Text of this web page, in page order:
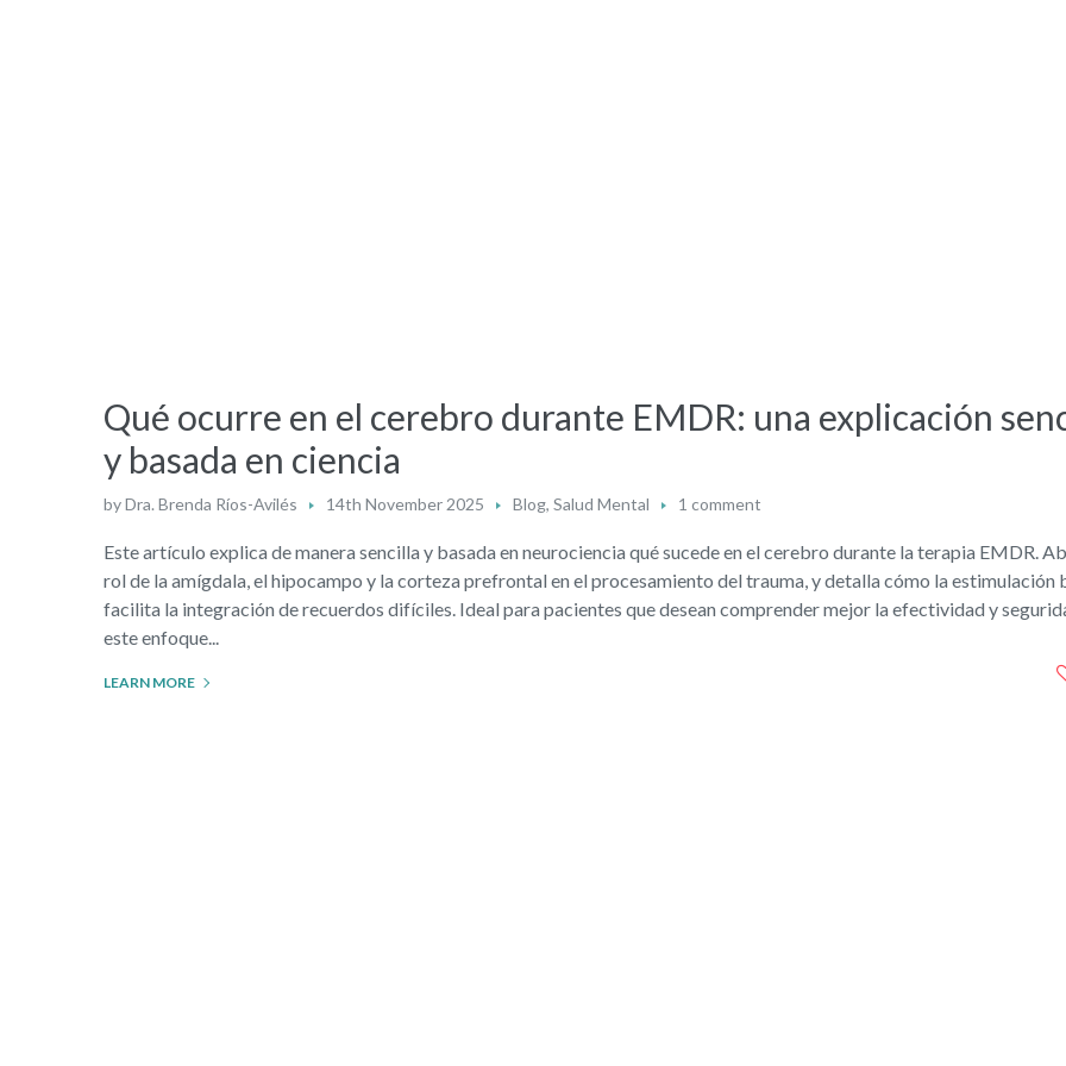
Qué ocurre en el cerebro durante EMDR: una explicación
y basada en ciencia
byDra. Brenda Ríos-Avilés 14th November 2025 Blog, Salud Mental 1 comment
Este artículo explica de manera sencilla y basada en neurociencia qué sucede en el cerebro durante la terapia EMDR.
rol de la amígdala, el hipocampo y la corteza prefrontal en el procesamiento del trauma, y detalla cómo la estimulación
facilita la integración de recuerdos difíciles. Ideal para pacientes que desean comprender mejor la efectividad y
este enfoque...
LEARN MORE